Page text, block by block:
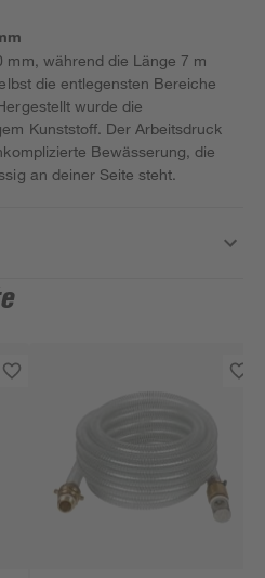
mm, während die Länge 7 m
die entlegensten Bereiche
wurde die
Kunststoff. Der Arbeitsdruck
Bewässerung, die
an deiner Seite steht.